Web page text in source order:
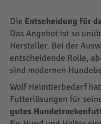
Die Entscheidung für
Das Angebot ist so
Hersteller. Bei der
entscheidende Rolle,
sind modernen
Wolf Heimtierbedarf
Futterlösungen für
gutes